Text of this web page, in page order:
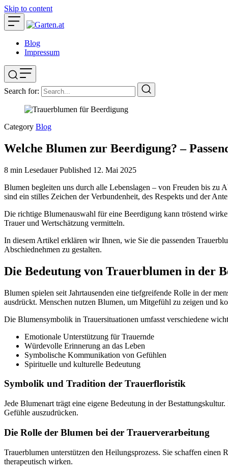
Skip to content
Blog
Impressum
Search for:
Category Blog
Welche Blumen zur Beerdigung? –
8 min LesedauerPublished 12. Mai 2025
Blumen begleiten uns durch alle Lebenslagen – von Freuden bis zu
sind ein stilles Zeichen der Verbundenheit, des Respekts und der
Die richtige Blumenauswahl für eine Beerdigung kann tröstend
Trauer und Wertschätzung vermitteln.
In diesem Artikel erklären wir Ihnen, wie Sie die passenden
Abschiednehmen zu gestalten.
Die Bedeutung von Trauerblumen in der
Blumen spielen seit Jahrtausenden eine tiefgreifende Rolle in der
ausdrückt. Menschen nutzen Blumen, um Mitgefühl zu zeigen und
Die Blumensymbolik in Trauersituationen umfasst verschiedene
Emotionale Unterstützung für Trauernde
Würdevolle Erinnerung an das Leben
Symbolische Kommunikation von Gefühlen
Spirituelle und kulturelle Bedeutung
Symbolik und Tradition der Trauerfloristik
Jede Blumenart trägt eine eigene Bedeutung in der
Gefühle auszudrücken.
Die Rolle der Blumen bei der Trauerverarbeitung
Trauerblumen unterstützen den Heilungsprozess. Sie schaffen
therapeutisch wirken.